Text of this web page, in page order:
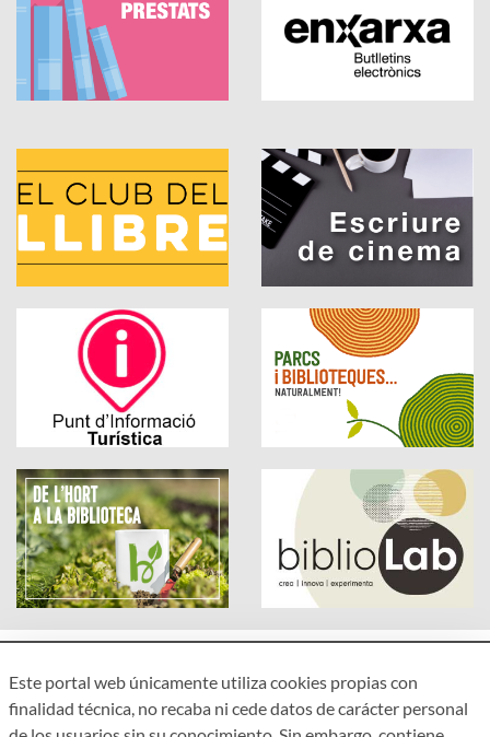
Este portal web únicamente utiliza cookies propias con
finalidad técnica, no recaba ni cede datos de carácter personal